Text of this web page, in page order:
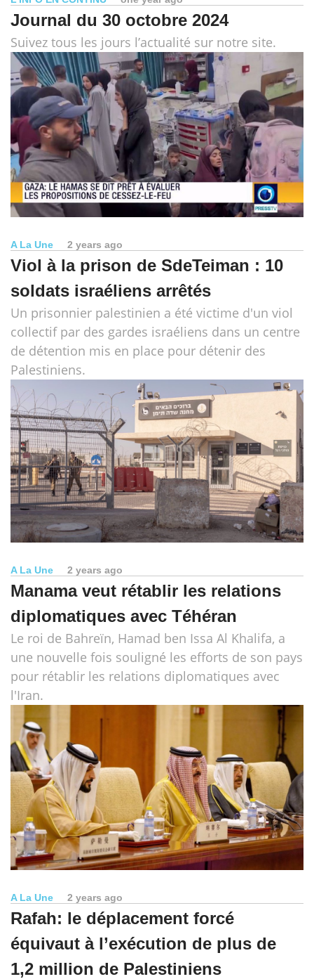
Journal du 30 octobre 2024
Suivez tous les jours l’actualité sur notre site.
A La Une 2 years ago
Viol à la prison de SdeTeiman : 10
soldats israéliens arrêtés
Un prisonnier palestinien a été victime d'un viol
collectif par des gardes israéliens dans un centre
de détention mis en place pour détenir des
Palestiniens.
A La Une 2 years ago
Manama veut rétablir les relations
diplomatiques avec Téhéran
Le roi de Bahreïn, Hamad ben Issa Al Khalifa, a
une nouvelle fois souligné les efforts de son pays
pour rétablir les relations diplomatiques avec
l'Iran.
A La Une 2 years ago
Rafah: le déplacement forcé
équivaut à l’exécution de plus de
1,2 million de Palestiniens